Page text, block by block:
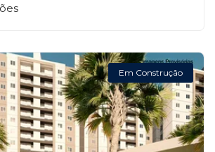
Em Construção